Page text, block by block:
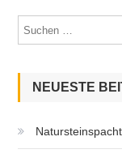
NEUESTE